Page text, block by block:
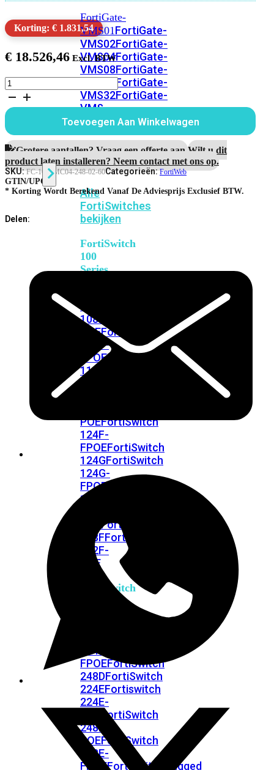
FortiGate-
VMS01FortiGate-
VMS02FortiGate-
VMS04FortiGate-
VMS08FortiGate-
FortiGate-
VMS32FortiGate-
VMS
Unlimited
Switch
Alle
FortiSwitches
bekijken
FortiSwitch
100
Series
108F-
POEFortiSwitch
108F-
FPOEFortiSwitch
110G-
POEFortiSwitch
124F-
FPOEFortiSwitch
124GFortiSwitch
124G-
FPOE
148F
FortiSwitchRugged
108FFortiSwitchRugged
112F-
POE
FortiSwitch
224D-
FPOEFortiSwitch
248DFortiSwitch
224EFortiswitch
224E-
FortiSwitch
248E-
POEFortiSwitch
248E-
FPOEFortiSwitchRugged
Korting: € 1.831,54
€ 18.526,46
FortiWeb-
VMC04
jaar
FortiCare
Premium
Support
aantal
Toevoegen Aan Winkelwagen
Grotere aantallen? Vraag een offerte aan.Wilt u dit
product laten installeren? Neem contact met ons op.
SKU:FC-10-VMC04-248-02-60Categorieën:FortiWeb
GTIN/UPC:
* Korting Wordt Berekend Vanaf De Adviesprijs Exclusief BTW.
Delen: